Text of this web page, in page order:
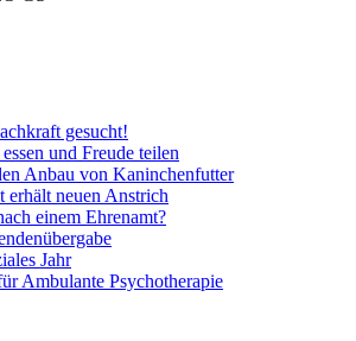
gesucht!
und Freude teilen
Anbau von Kaninchenfutter
erhält neuen Anstrich
einem Ehrenamt?
Jahr
Ambulante Psychotherapie